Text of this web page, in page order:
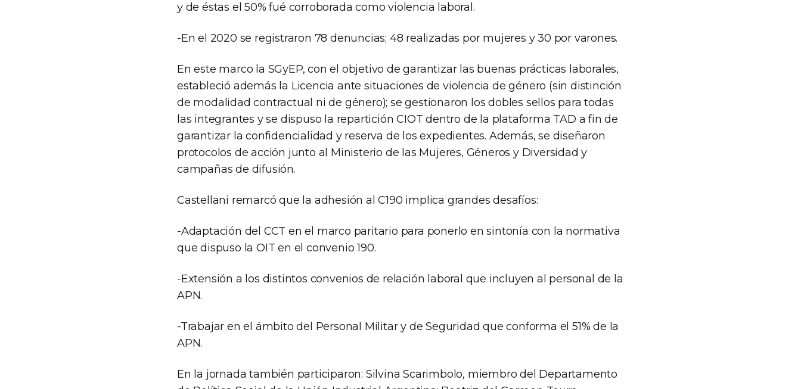
y de éstas el 50% fué corroborada como violencia laboral.
-En el 2020 se registraron 78 denuncias; 48 realizadas por mujeres y 30 por varones.
En este marco la SGyEP, con el objetivo de garantizar las buenas prácticas laborales,
estableció además la Licencia ante situaciones de violencia de género (sin distinción
de modalidad contractual ni de género); se gestionaron los dobles sellos para todas
las integrantes y se dispuso la repartición CIOT dentro de la plataforma TAD a fin de
garantizar la confidencialidad y reserva de los expedientes. Además, se diseñaron
protocolos de acción junto al Ministerio de las Mujeres, Géneros y Diversidad y
campañas de difusión.
Castellani remarcó que la adhesión al C190 implica grandes desafíos:
-Adaptación del CCT en el marco paritario para ponerlo en sintonía con la normativa
que dispuso la OIT en el convenio 190.
-Extensión a los distintos convenios de relación laboral que incluyen al personal de la
APN.
-Trabajar en el ámbito del Personal Militar y de Seguridad que conforma el 51% de la
APN.
En la jornada también participaron: Silvina Scarimbolo, miembro del Departamento